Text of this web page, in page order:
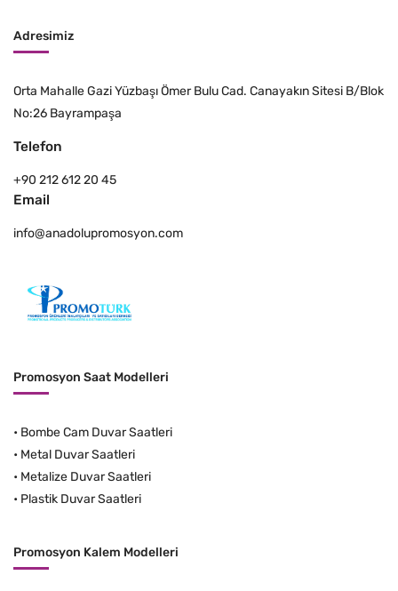
Adresimiz
Orta Mahalle Gazi Yüzbaşı Ömer Bulu Cad. Canayakın Sitesi B/Blok
No:26 Bayrampaşa
Telefon
+90 212 612 20 45
Email
info@anadolupromosyon.com
Promosyon Saat Modelleri
• Bombe Cam Duvar Saatleri
• Metal Duvar Saatleri
• Metalize Duvar Saatleri
• Plastik Duvar Saatleri
Promosyon Kalem Modelleri